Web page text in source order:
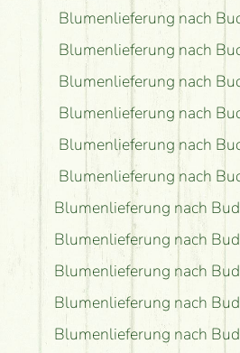
Blumenlieferung nach
Blumenlieferung nach
Blumenlieferung nach
Blumenlieferung nach
Blumenlieferung nach
Blumenlieferung nach
Blumenlieferung nach
Blumenlieferung nach
Blumenlieferung nach
Blumenlieferung nach
Blumenlieferung nach